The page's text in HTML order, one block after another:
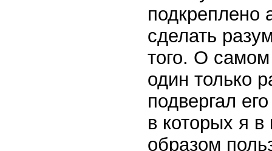
подкреплено
сделать
того. О самом
один только
подвергал
в которых я
образом